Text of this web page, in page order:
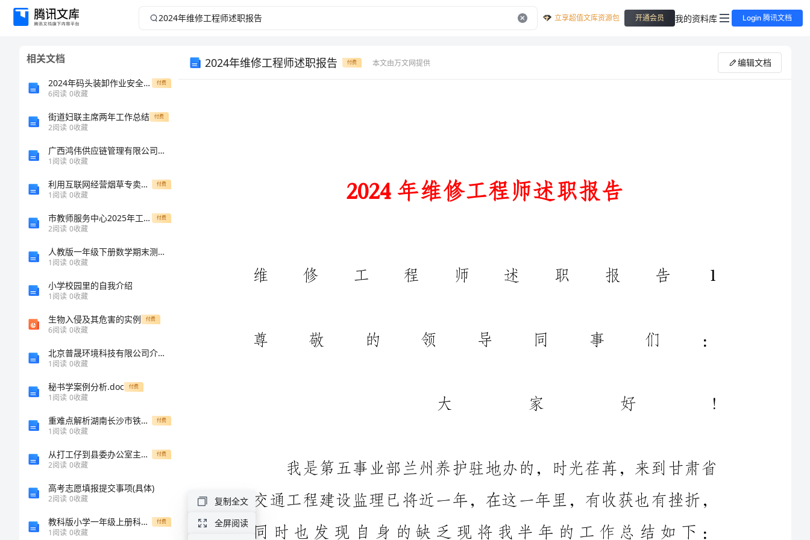
2024
立享超值文库资源包 开通会员 我的资料库 Login 腾讯文档
相关文档
2024年码头装卸作业安全规定 付费
6阅读 0收藏
街道妇联主席两年工作总结 付费
2阅读 0收藏
广西鸿伟供应链管理有限公司介绍企业发展分析报告
1阅读 0收藏
利用互联网经营烟草专卖非法性分析措施 付费
1阅读 0收藏
市教师服务中心2025年工作总结 付费
2阅读 0收藏
人教版一年级下册数学期末测试卷含答案（综合题）
1阅读 0收藏
小学校园里的自我介绍
1阅读 0收藏
生物入侵及其危害的实例 付费
6阅读 0收藏
北京普晟环境科技有限公司介绍企业发展分析报告
1阅读 0收藏
秘书学案例分析.doc 付费
1阅读 0收藏
重难点解析湖南长沙市铁路一中物理八年级下册从粒子到宇宙达标测试试题（详解） 付费
1阅读 0收藏
从打工仔到县委办公室主任[修改版] 付费
2阅读 0收藏
高考志愿填报提交事项(具体)
2阅读 0收藏
教科版小学一年级上册科学期末测试卷含完整答案（历年真题） 付费
1阅读 0收藏
2024年维修工程师述职报告 付费 本文由万文网提供 编辑文档
养护维修工程监理员一职，监理G109线河海养护维修工程经理
尊敬的领导同事们：
我担任G109线河海养护维修工程工程和G6京藏高速兰海
复制全文
全屏阅读